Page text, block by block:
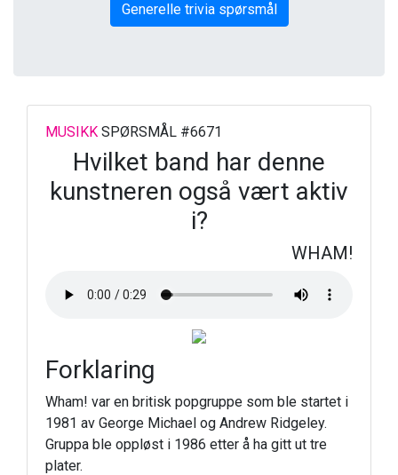
Generelle trivia spørsmål
MUSIKK SPØRSMÅL #6671
Hvilket band har denne
kunstneren også vært aktiv
i?
WHAM!
Forklaring
Wham! var en britisk popgruppe som ble startet i
1981 av George Michael og Andrew Ridgeley.
Gruppa ble oppløst i 1986 etter å ha gitt ut tre
plater.